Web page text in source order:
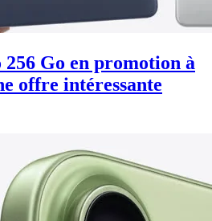
Go en promotion à
offre intéressante